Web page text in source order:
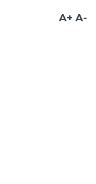
A+ A-